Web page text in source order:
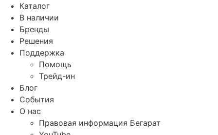
Каталог
В наличии
Бренды
Решения
Поддержка
Помощь
Трейд-ин
Блог
События
О нас
Правовая информация Бегарат